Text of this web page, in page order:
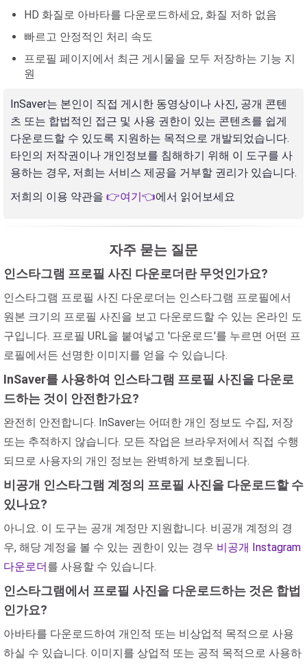
HD 화질로 아바타를 다운로드하세요, 화질 저하 없음
빠르고 안정적인 처리 속도
프로필 페이지에서 최근 게시물을 모두 저장하는 기능 지
원
InSaver는 본인이 직접 게시한 동영상이나 사진, 공개 콘텐
츠 또는 합법적인 접근 및 사용 권한이 있는 콘텐츠를 쉽게
다운로드할 수 있도록 지원하는 목적으로 개발되었습니다.
타인의 저작권이나 개인정보를 침해하기 위해 이 도구를 사
용하는 경우, 저희는 서비스 제공을 거부할 권리가 있습니다.
저희의 이용 약관을 👉여기👈에서 읽어보세요
자주 묻는 질문
인스타그램 프로필 사진 다운로더란 무엇인가요?
인스타그램 프로필 사진 다운로더는 인스타그램 프로필에서
원본 크기의 프로필 사진을 보고 다운로드할 수 있는 온라인 도
구입니다. 프로필 URL을 붙여넣고 '다운로드'를 누르면 어떤 프
로필에서든 선명한 이미지를 얻을 수 있습니다.
InSaver를 사용하여 인스타그램 프로필 사진을 다운로
드하는 것이 안전한가요?
완전히 안전합니다. InSaver는 어떠한 개인 정보도 수집, 저장
또는 추적하지 않습니다. 모든 작업은 브라우저에서 직접 수행
되므로 사용자의 개인 정보는 완벽하게 보호됩니다.
비공개 인스타그램 계정의 프로필 사진을 다운로드할 수
있나요?
아니요. 이 도구는 공개 계정만 지원합니다. 비공개 계정의 경
우, 해당 계정을 볼 수 있는 권한이 있는 경우 비공개 Instagram
다운로더를 사용할 수 있습니다.
인스타그램에서 프로필 사진을 다운로드하는 것은 합법
인가요?
아바타를 다운로드하여 개인적 또는 비상업적 목적으로 사용
하실 수 있습니다. 이미지를 상업적 또는 공적 목적으로 사용하